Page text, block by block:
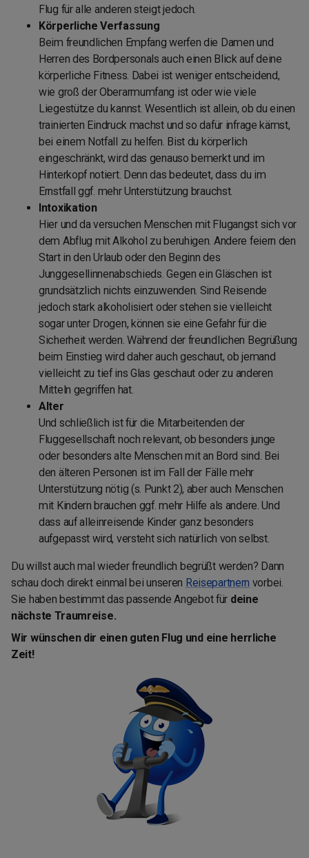
Flug für alle anderen steigt jedoch.
Körperliche Verfassung
Beim freundlichen Empfang werfen die Damen und
Herren des Bordpersonals auch einen Blick auf deine
körperliche Fitness. Dabei ist weniger entscheidend,
wie groß der Oberarmumfang ist oder wie viele
Liegestütze du kannst. Wesentlich ist allein, ob du einen
trainierten Eindruck machst und so dafür infrage kämst,
bei einem Notfall zu helfen. Bist du körperlich
eingeschränkt, wird das genauso bemerkt und im
Hinterkopf notiert. Denn das bedeutet, dass du im
Ernstfall ggf. mehr Unterstützung brauchst.
Intoxikation
Hier und da versuchen Menschen mit Flugangst sich vor
dem Abflug mit Alkohol zu beruhigen. Andere feiern den
Start in den Urlaub oder den Beginn des
Junggesellinnenabschieds. Gegen ein Gläschen ist
grundsätzlich nichts einzuwenden. Sind Reisende
jedoch stark alkoholisiert oder stehen sie vielleicht
sogar unter Drogen, können sie eine Gefahr für die
Sicherheit werden. Während der freundlichen Begrüßung
beim Einstieg wird daher auch geschaut, ob jemand
vielleicht zu tief ins Glas geschaut oder zu anderen
Mitteln gegriffen hat.
Alter
Und schließlich ist für die Mitarbeitenden der
Fluggesellschaft noch relevant, ob besonders junge
oder besonders alte Menschen mit an Bord sind. Bei
den älteren Personen ist im Fall der Fälle mehr
Unterstützung nötig (s. Punkt 2), aber auch Menschen
mit Kindern brauchen ggf. mehr Hilfe als andere. Und
dass auf alleinreisende Kinder ganz besonders
aufgepasst wird, versteht sich natürlich von selbst.
Du willst auch mal wieder freundlich begrüßt werden? Dann
schau doch direkt einmal bei unseren Reisepartnern vorbei.
Sie haben bestimmt das passende Angebot für deine
nächste Traumreise.
Wir wünschen dir einen guten Flug und eine herrliche
Zeit!